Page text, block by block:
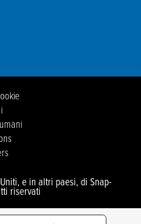
e in altri paesi, di Snap-
riservati